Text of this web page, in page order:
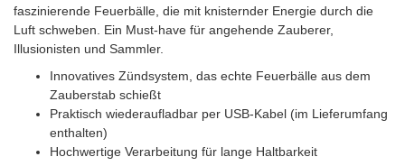
faszinierende Feuerbälle, die mit knisternder Energie durch die
Luft schweben. Ein Must-have für angehende Zauberer,
Illusionisten und Sammler.
Innovatives Zündsystem, das echte Feuerbälle aus dem
Zauberstab schießt
Praktisch wiederaufladbar per USB-Kabel (im Lieferumfang
enthalten)
Hochwertige Verarbeitung für lange Haltbarkeit